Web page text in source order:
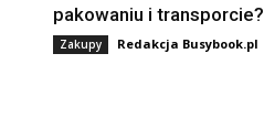
pakowaniu i transporcie?
Zakupy Redakcja Busybook.pl